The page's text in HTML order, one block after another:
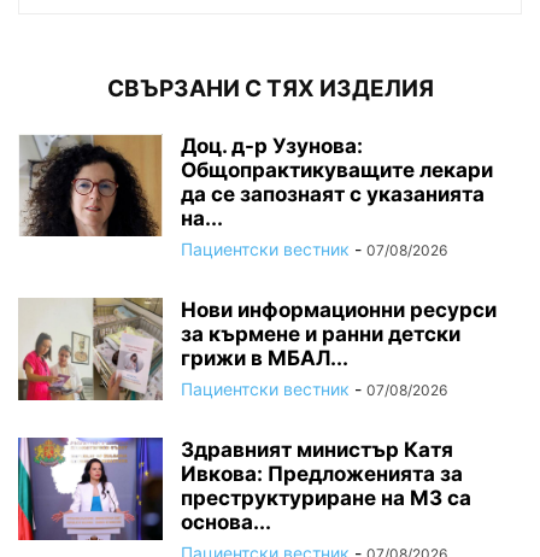
СВЪРЗАНИ С ТЯХ ИЗДЕЛИЯ
Доц. д-р Узунова:
Общопрактикуващите лекари
да се запознаят с указанията
на...
Пациентски вестник - 07/08/2026
Нови информационни ресурси
за кърмене и ранни детски
грижи в МБАЛ...
Пациентски вестник - 07/08/2026
Здравният министър Катя
Ивкова: Предложенията за
преструктуриране на МЗ са
основа...
Пациентски вестник -